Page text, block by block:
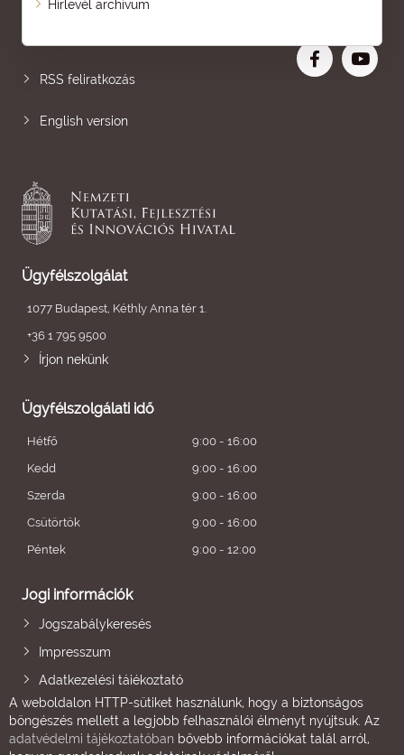
Hírlevél archívum
RSS feliratkozás
English version
Ügyfélszolgálat
1077 Budapest, Kéthly Anna tér 1.
+36 1 795 9500
Írjon nekünk
Ügyfélszolgálati idő
Hétfő
9:00 - 16:00
Kedd
9:00 - 16:00
Szerda
9:00 - 16:00
Csütörtök
9:00 - 16:00
Péntek
9:00 - 12:00
Jogi információk
Jogszabálykeresés
Impresszum
Adatkezelési tájékoztató
A weboldalon HTTP-sütiket használunk, hogy a biztonságos
böngészés mellett a legjobb felhasználói élményt nyújtsuk. Az
adatvédelmi tájékoztatóban bővebb információkat talál arról,